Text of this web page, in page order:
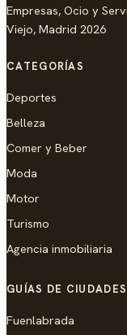
Empresas, Ocio y
Viejo, Madrid 2026
CATEGORÍAS
Deportes
Belleza
Comer y Beber
Moda
Motor
Turismo
Agencia inmobiliaria
GUÍAS DE CIUDADES
Fuenlabrada